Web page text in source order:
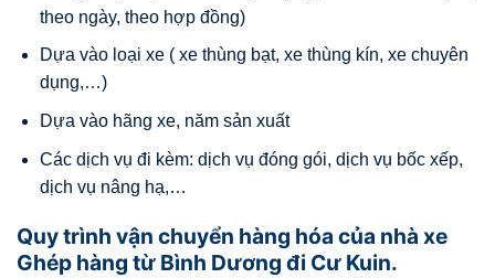
theo ngày, theo hợp đồng)
Dựa vào loại xe ( xe thùng bạt, xe thùng kín, xe chuyên
dụng,…)
Dựa vào hãng xe, năm sản xuất
Các dịch vụ đi kèm: dịch vụ đóng gói, dịch vụ bốc xếp,
dịch vụ nâng hạ,…
Quy trình vận chuyển hàng hóa của nhà xe
Ghép hàng từ Bình Dương đi Cư Kuin.